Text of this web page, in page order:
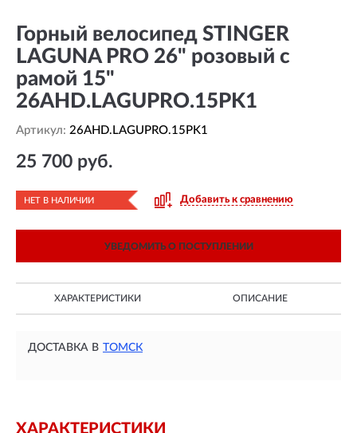
Горный велосипед STINGER
LAGUNA PRO 26" розовый с
рамой 15"
26AHD.LAGUPRO.15PK1
Артикул: 26AHD.LAGUPRO.15PK1
25 700 руб.
НЕТ В НАЛИЧИИ Добавить к сравнению
УВЕДОМИТЬ О ПОСТУПЛЕНИИ
ХАРАКТЕРИСТИКИ ОПИСАНИЕ
ДОСТАВКА В ТОМСК
ХАРАКТЕРИСТИКИ